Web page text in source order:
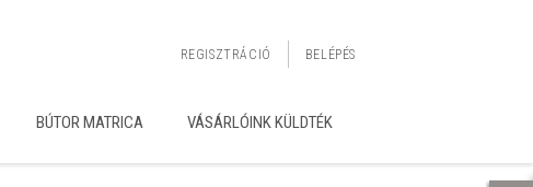
REGISZTRÁCIÓ BELÉPÉS
BÚTOR MATRICA VÁSÁRLÓINK KÜLDTÉK